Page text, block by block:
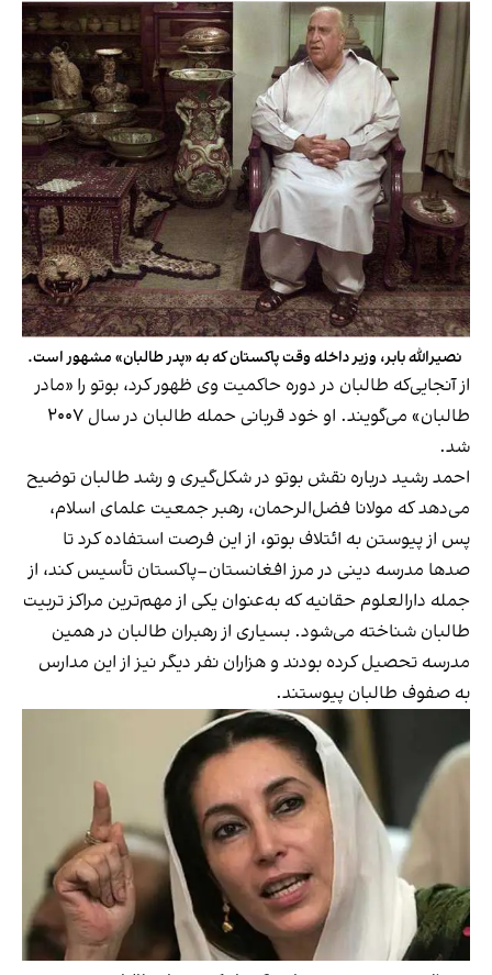
نصیرالله بابر، وزیر داخله وقت پاکستان که به «پدر طالبان» مشهور است.
از آنجایی‌که طالبان در دوره حاکمیت وی ظهور کرد، بوتو را «مادر
طالبان» می‌گویند. او خود قربانی حمله طالبان در سال ۲۰۰۷
شد.
احمد رشید درباره نقش بوتو در شکل‌گیری و رشد طالبان توضیح
می‌دهد که مولانا فضل‌الرحمان، رهبر جمعیت علمای اسلام،
پس از پیوستن به ائتلاف بوتو، از این فرصت استفاده کرد تا
صدها مدرسه دینی در مرز افغانستان–پاکستان تأسیس کند، از
جمله دارالعلوم حقانیه که به‌عنوان یکی از مهم‌ترین مراکز تربیت
طالبان شناخته می‌شود. بسیاری از رهبران طالبان در همین
مدرسه تحصیل کرده بودند و هزاران نفر دیگر نیز از این مدارس
به صفوف طالبان پیوستند.